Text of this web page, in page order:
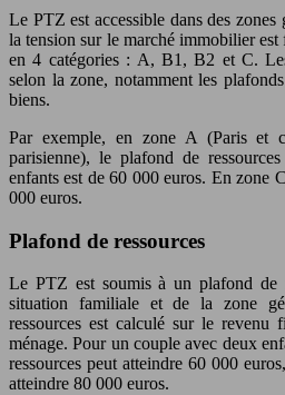
Le PTZ est accessible dans des zones
la tension sur le marché immobilier est
en 4 catégories : A, B1, B2 et C.
selon la zone, notamment les
biens.
Par exemple, en zone A (Paris et
parisienne), le plafond de
enfants est de 60 000 euros. En zone
000 euros.
Plafond de ressources
Le PTZ est soumis à un plafond de
situation familiale et de la zone
ressources est calculé sur le revenu
ménage. Pour un couple avec deux
ressources peut atteindre 60 000
atteindre 80 000 euros.